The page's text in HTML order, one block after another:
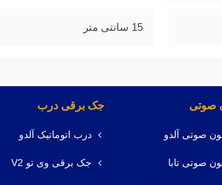
15 سانتی متر
صوتی
صوتی آلدو
صوتی تابا
جک برقی درب
درب اتوماتیک آلدو
جک برقی وی تو V2